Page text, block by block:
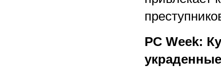
PC Week: